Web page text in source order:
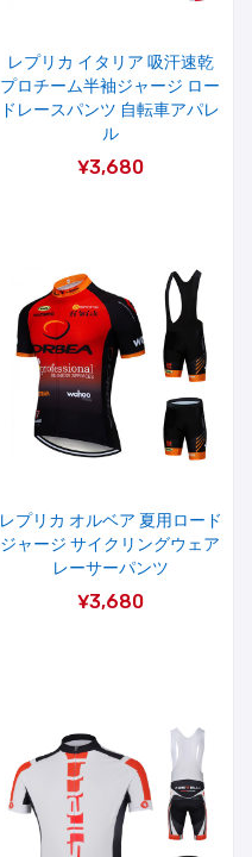
レプリカ イタリア 吸汗速乾
プロチーム半袖ジャージ ロー
ドレースパンツ 自転車アパレ
ル
¥3,680
レプリカ オルベア 夏用ロード
ジャージ サイクリングウェア
レーサーパンツ
¥3,680